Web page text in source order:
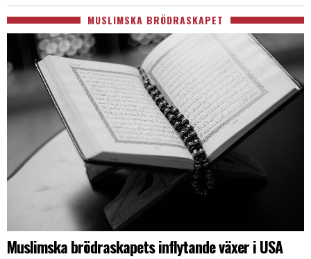
MUSLIMSKA BRÖDRASKAPET
Muslimska brödraskapets inflytande växer i USA